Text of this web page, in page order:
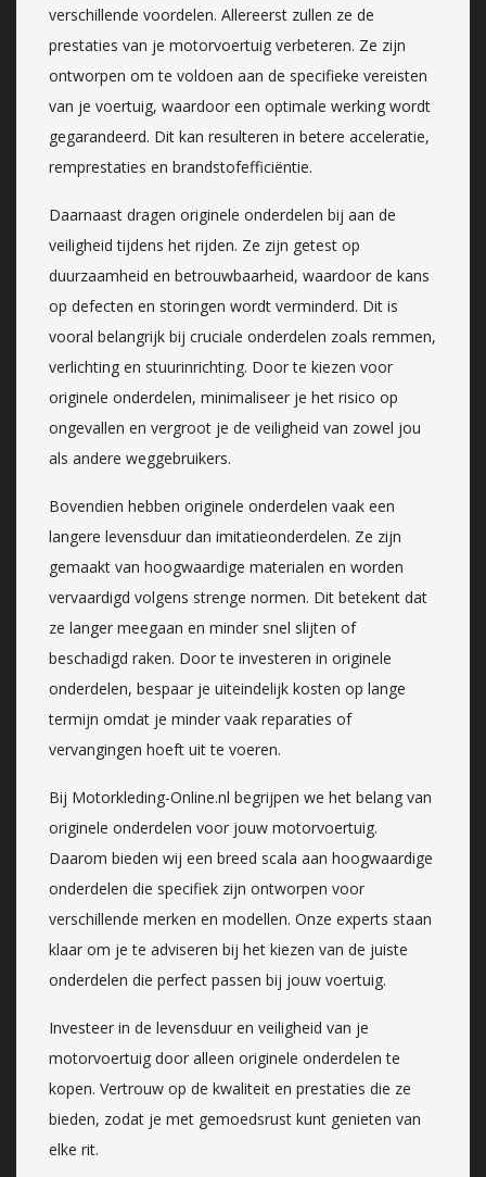
verschillende voordelen. Allereerst zullen ze de
prestaties van je motorvoertuig verbeteren. Ze zijn
ontworpen om te voldoen aan de specifieke vereisten
van je voertuig, waardoor een optimale werking wordt
gegarandeerd. Dit kan resulteren in betere acceleratie,
remprestaties en brandstofefficiëntie.
Daarnaast dragen originele onderdelen bij aan de
veiligheid tijdens het rijden. Ze zijn getest op
duurzaamheid en betrouwbaarheid, waardoor de kans
op defecten en storingen wordt verminderd. Dit is
vooral belangrijk bij cruciale onderdelen zoals remmen,
verlichting en stuurinrichting. Door te kiezen voor
originele onderdelen, minimaliseer je het risico op
ongevallen en vergroot je de veiligheid van zowel jou
als andere weggebruikers.
Bovendien hebben originele onderdelen vaak een
langere levensduur dan imitatieonderdelen. Ze zijn
gemaakt van hoogwaardige materialen en worden
vervaardigd volgens strenge normen. Dit betekent dat
ze langer meegaan en minder snel slijten of
beschadigd raken. Door te investeren in originele
onderdelen, bespaar je uiteindelijk kosten op lange
termijn omdat je minder vaak reparaties of
vervangingen hoeft uit te voeren.
Bij Motorkleding-Online.nl begrijpen we het belang van
originele onderdelen voor jouw motorvoertuig.
Daarom bieden wij een breed scala aan hoogwaardige
onderdelen die specifiek zijn ontworpen voor
verschillende merken en modellen. Onze experts staan
klaar om je te adviseren bij het kiezen van de juiste
onderdelen die perfect passen bij jouw voertuig.
Investeer in de levensduur en veiligheid van je
motorvoertuig door alleen originele onderdelen te
kopen. Vertrouw op de kwaliteit en prestaties die ze
bieden, zodat je met gemoedsrust kunt genieten van
elke rit.